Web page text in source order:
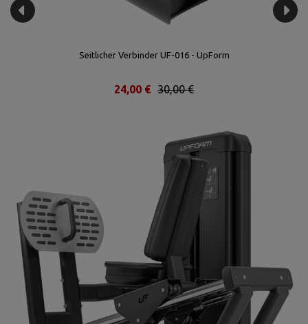
Seitlicher Verbinder UF-016 - UpForm
30,00 €
24,00 €